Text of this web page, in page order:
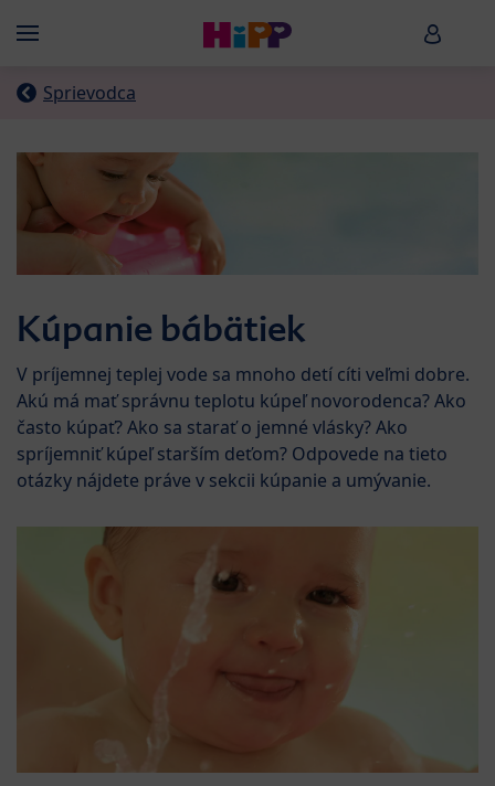
Menü HiPP
Sprievodca
Kúpanie bábätiek
V príjemnej teplej vode sa mnoho detí cíti veľmi dobre.
Akú má mať správnu teplotu kúpeľ novorodenca? Ako
často kúpať? Ako sa starať o jemné vlásky? Ako
spríjemniť kúpeľ starším deťom? Odpovede na tieto
otázky nájdete práve v sekcii kúpanie a umývanie.